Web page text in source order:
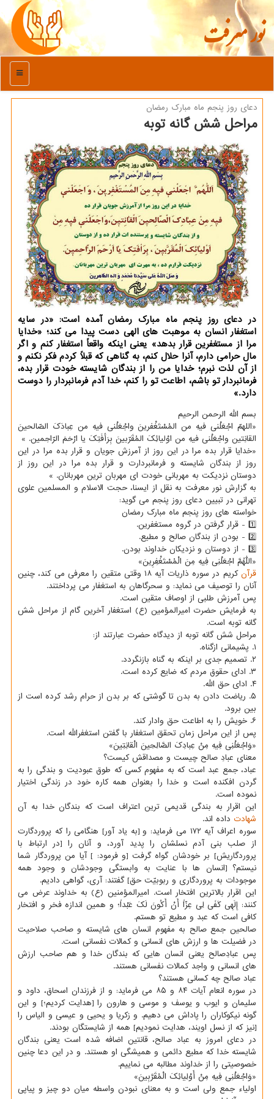
نور معرفت
منو
دعای روز پنجم ماه مبارك رمضان
مراحل شش گانه توبه
در دعای روز پنجم ماه مبارک رمضان آمده است: «در سایه
استغفار انسان به موهبت های الهی دست پیدا می کند؛ «خدایا
مرا از مستغفرین قرار بدهد» یعنی اینکه واقعاً استغفار کنم و اگر
مال حرامی دارم، آنرا حلال کنم، به گناهی که قبلاً کردم فکر نکنم و
از آن لذت نبرم؛ خدایا من را از بندگان شایسته خودت قرار بده،
فرمانبردار تو باشم، اطاعت تو را کنم، خدا آدم فرمانبردار را دوست
دارد.»
بسم الله الرحمن الرحیم
«اللهمّ اجْعَلْنی فیهِ من المُسْتَغْفرینَ واجْعَلْنی فیهِ من عِبادَکَ الصّالحینَ
القانِتین واجْعَلْنی فیهِ من اوْلیائِکَ المُقَرّبینَ بِرَأفَتِکَ یا ارْحَمَ الرّاحِمین. »
«خدایا قرار بده مرا در این روز از آمرزش جویان و قرار بده مرا در این
روز از بندگان شایسته و فرمانبردارت و قرار بده مرا در این روز از
دوستان نزدیکت به مهربانی خودت ای مهربان ترین مهربانان. »
به گزارش نور معرفت به نقل از ایسنا، حجت الاسلام و المسلمین علوی
تهرانی در تبیین دعای روز پنجم می گوید:
خواسته های روز پنجم ماه مبارک رمضان
1️⃣ - قرار گرفتن در گروه مستغفرین.
2️⃣ - بودن از بندگان صالح و مطیع.
3️⃣ - از دوستان و نزدیکان خداوند بودن.
«اللّٰهُمَّ اجْعَلْنِی فِیهِ مِنَ الْمُسْتَغْفِرِینَ»
قرآن
کریم در سوره ذاریات آیه ۱۸ وقتی متقین را معرفی می کند، چنین
آنان را توصیف می نماید: و سحرگاهان به استغفار می پرداختند.
پس آمرزش طلبی از اوصاف متقین است.
به فرمایش حضرت امیرالمؤمین (ع) استغفار آخرین گام از مراحل شش
گانه توبه است.
مراحل شش گانه توبه از دیدگاه حضرت عبارتند از:
۱. پشیمانی ازگناه.
۲. تصمیم جدی بر اینکه به گناه بازنگردد.
۳. ادای حقوق مردم که ضایع کرده است.
۴. ادای حق الله.
۵. ریاضت دادن به بدن تا گوشتی که بر بدن از حرام رشد کرده است از
بین برود.
۶. خویش را به اطاعت حق وادار کند.
پس از این مراحل زمان تحقق استغفار با گفتن استغفرالله است.
«وَاجْعَلْنِی فِیهِ مِنْ عِبادِکَ الصَّالِحِینَ الْقانِتِینَ»
معنای عبادِ صالح چیست و مصداقش کیست؟
عباد، جمع عبد است که به مفهوم کسی که طوق عبودیت و بندگی را به
گردن افکنده است و خدا را بعنوان همه کاره خود در زندگی اختیار
نموده است.
این اقرار به بندگی قدیمی ترین اعتراف است که بندگان خدا به آن
شهادت داده اند.
سوره اعراف آیه ۱۷۲ می فرماید: و [به یاد آور] هنگامی را که پروردگارت
از صلب بنی آدم نسلشان را پدید آورد، و آنان را [در ارتباط با
پروردگاریش] بر خودشان گواه گرفت [و فرمود: ] آیا من پروردگار شما
نیستم؟ [انسان ها با عنایت به وابستگی وجودشان و وجود همه
موجودات به پروردگاری و ربوبیّت حق] گفتند: آری، گواهی دادیم.
این اقرار بالاترین افتخار است. امیرالمؤمنین (ع) به خداوند عرض می
کنند: إِلَهِی کَفَی لِی عِزّاً أَنْ أَکُونَ لَکَ عَبْداً؛ و همین اندازه فخر و افتخار
کافی است که عبد و مطیع تو هستم.
صالحین جمع صالح به مفهوم انسان های شایسته و صاحب صلاحیت
در فضیلت ها و ارزش های انسانی و کمالات نفسانی است.
پس عبادِصالح یعنی انسان هایی که بندگان خدا و هم صاحب ارزش
های انسانی و واجد کمالات نفسانی هستند.
عباد صالح چه کسانی هستند؟
در سوره انعام آیات ۸۴ و ۸۵ می فرماید: و از فرزندان اسحاق، داود و
سلیمان و ایوب و یوسف و موسی و هارون را [هدایت کردیم؛] و این
گونه نیکوکاران را پاداش می دهیم. و زکریا و یحیی و عیسی و الیاس را
[نیز که از نسل اویند، هدایت نمودیم] همه از شایستگان بودند.
در دعای امروز به عباد صالح، قانتین اضافه شده است یعنی بندگان
شایسته خدا که مطیع دائمی و همیشگی او هستند. و در این دعا چنین
خصوصیتی را از خداوند مطالبه می نماییم.
«وَاجْعَلْنِی فِیهِ مِنْ أَوْلِیائِکَ الْمُقَرَّبِینَ»
اولیاء جمع ولی است و به معنای نبودن واسطه میان دو چیز و پیاپی